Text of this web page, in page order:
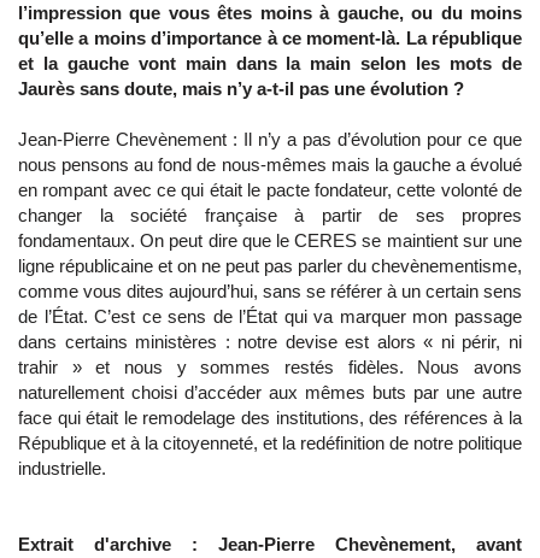
l’impression que vous êtes moins à gauche, ou du moins
qu’elle a moins d’importance à ce moment-là. La république
et la gauche vont main dans la main selon les mots de
Jaurès sans doute, mais n’y a-t-il pas une évolution ?
Jean-Pierre Chevènement : Il n’y a pas d’évolution pour ce que
nous pensons au fond de nous-mêmes mais la gauche a évolué
en rompant avec ce qui était le pacte fondateur, cette volonté de
changer la société française à partir de ses propres
fondamentaux. On peut dire que le CERES se maintient sur une
ligne républicaine et on ne peut pas parler du chevènementisme,
comme vous dites aujourd’hui, sans se référer à un certain sens
de l’État. C’est ce sens de l’État qui va marquer mon passage
dans certains ministères : notre devise est alors « ni périr, ni
trahir » et nous y sommes restés fidèles. Nous avons
naturellement choisi d’accéder aux mêmes buts par une autre
face qui était le remodelage des institutions, des références à la
République et à la citoyenneté, et la redéfinition de notre politique
industrielle.
Extrait d'archive : Jean-Pierre Chevènement, avant